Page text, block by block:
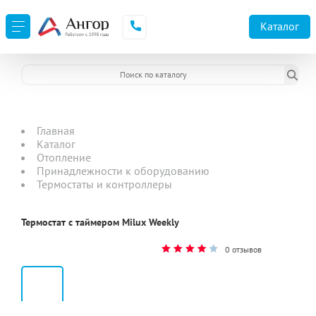
Каталог
Главная
Каталог
Отопление
Принадлежности к оборудованию
Термостаты и контроллеры
Термостат с таймером Milux Weekly
0 отзывов